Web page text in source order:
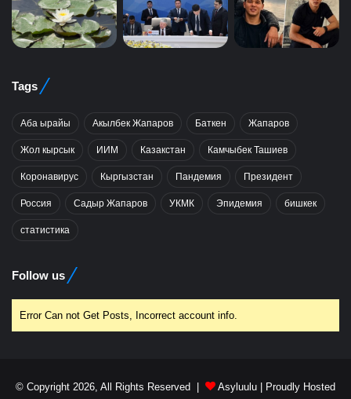
Tags
Аба ырайы Акылбек Жапаров Баткен Жапаров
Жол кырсык ИИМ Казакстан Камчыбек Ташиев
Коронавирус Кыргызстан Пандемия Президент
Россия Садыр Жапаров УКМК Эпидемия бишкек
статистика
Follow us
Error Can not Get Posts, Incorrect account info.
© Copyright 2026, All Rights Reserved | Asyluulu | Proudly Hosted